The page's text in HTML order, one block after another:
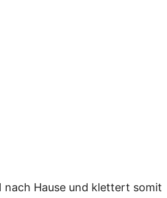
nach Hause und klettert somit